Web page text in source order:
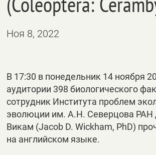
Ноя 8, 2022
В 17:30 в понедельник 14 ноября
аудитории 398 биологического
сотрудник Института проблем
эволюции им. А.Н. Северцова
Викам (Jacob D. Wickham, PhD)
на английском языке.